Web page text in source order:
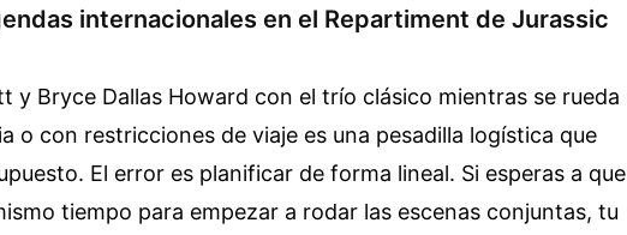
internacionales en el Repartiment de Jurassic
y Bryce Dallas Howard con el trío clásico mientras se rueda
o con restricciones de viaje es una pesadilla logística que
El error es planificar de forma lineal. Si esperas a que
tiempo para empezar a rodar las escenas conjuntas, tu